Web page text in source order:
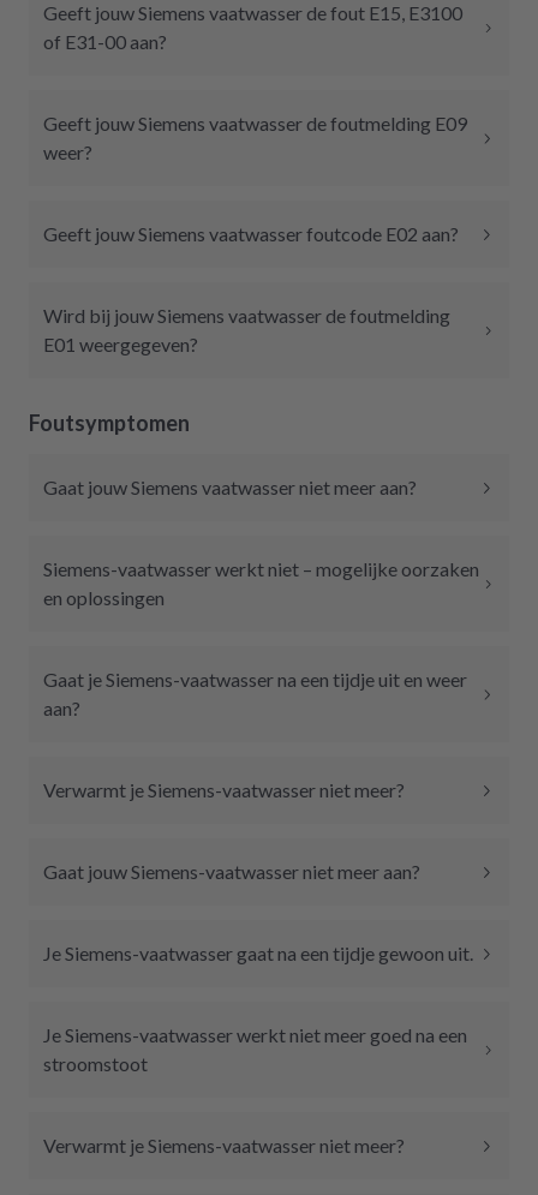
Geeft jouw Siemens vaatwasser de fout E15, E3100
of E31-00 aan?
Geeft jouw Siemens vaatwasser de foutmelding E09
weer?
Geeft jouw Siemens vaatwasser foutcode E02 aan?
Wird bij jouw Siemens vaatwasser de foutmelding
E01 weergegeven?
Foutsymptomen
Gaat jouw Siemens vaatwasser niet meer aan?
Siemens-vaatwasser werkt niet – mogelijke oorzaken
en oplossingen
Gaat je Siemens-vaatwasser na een tijdje uit en weer
aan?
Verwarmt je Siemens-vaatwasser niet meer?
Gaat jouw Siemens-vaatwasser niet meer aan?
Je Siemens-vaatwasser gaat na een tijdje gewoon uit.
Je Siemens-vaatwasser werkt niet meer goed na een
stroomstoot
Verwarmt je Siemens-vaatwasser niet meer?